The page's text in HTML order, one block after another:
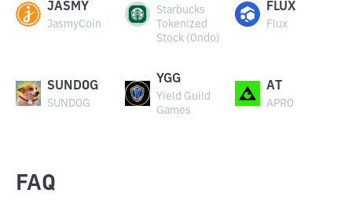
JASMY
JasmyCoin
Starbucks
Tokenized
Stock (Ondo)
FLUX
Flux
SUNDOG
SUNDOG
YGG
Yield Guild
Games
AT
APRO
FAQ